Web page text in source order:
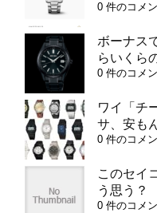
0 件のコメ
ボーナス
らいくら
0 件のコメ
ワイ「チ
サ、安も
0 件のコメ
このセイ
う思う？
0 件のコメ